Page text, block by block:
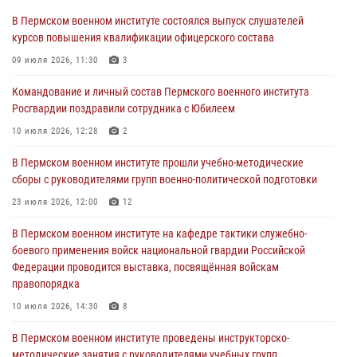
правопорядка
10 июля 2026, 14:30 8
Росгвардии поздравили сотрудника с Юбилеем
10 июля 2026, 12:28 2
курсов повышения квалификации офицерского состава
09 июля 2026, 11:30 3
по набору абитуриентов из числа граждан, прошедших и не
проходивших военную службу
08 июля 2026, 09:36 2
Военнослужащие Пермского военного института приняли участие в
боксу
В Пермском военном институте состоялся выпуск слушателей
курсов повышения квалификации офицерского состава
09 июля 2026, 11:30 3
Командование и личный состав Пермского военного института
Росгвардии поздравили сотрудника с Юбилеем
10 июля 2026, 12:28 2
В Пермском военном институте прошли учебно-методические
сборы с руководителями групп военно-политической подготовки
23 июля 2026, 12:00 12
В Пермском военном институте на кафедре тактики служебно-
боевого применения войск национальной гвардии Российской
Федерации проводится выставка, посвящённая войскам
правопорядка
10 июля 2026, 14:30 8
В Пермском военном институте проведены инструкторско-